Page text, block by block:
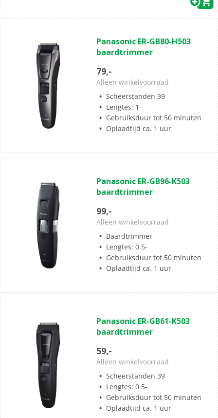
van
de
sterren.
Panasonic ER-GB80-H503
baardtrimmer
79,-
Alleen winkelvoorraad
Scheerstanden 39
Lengtes: 1-
Gebruiksduur tot 50 minuten
Oplaadtijd ca. 1 uur
van
de
sterren.
3
beoordelingen
Panasonic ER-GB96-K503
baardtrimmer
99,-
Alleen winkelvoorraad
Baardtrimmer
Lengtes: 0.5-
Gebruiksduur tot 50 minuten
Oplaadtijd ca. 1 uur
van
de
sterren.
Panasonic ER-GB61-K503
baardtrimmer
59,-
Alleen winkelvoorraad
Scheerstanden 39
Lengtes: 0.5-
Gebruiksduur tot 50 minuten
Oplaadtijd ca. 1 uur